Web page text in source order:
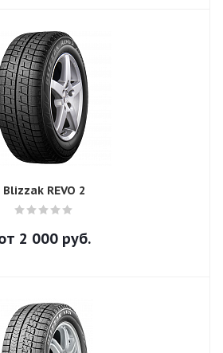
Blizzak REVO 2
2 000руб.